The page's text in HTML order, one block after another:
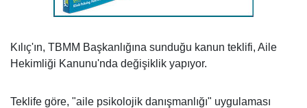
Kılıç'ın, TBMM Başkanlığına sunduğu kanun teklifi, Aile
Hekimliği Kanunu'nda değişiklik yapıyor.
Teklife göre, "aile psikolojik danışmanlığı" uygulaması